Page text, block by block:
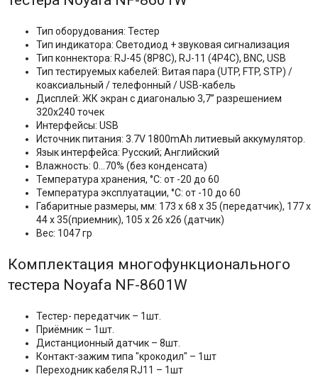
Тип оборудования: Тестер
Тип индикатора: Светодиод + звуковая сигнализация
Тип коннектора: RJ-45 (8P8C), RJ-11 (4P4C), BNC, USB
Тип тестируемых кабелей: Витая пара (UTP, FTP, STP) /
коаксиальный / телефонный / USB-кабель
Дисплей: ЖК экран с диагональю 3,7’’ разрешением
320х240 точек
Интерфейсы: USB
Источник питания: 3.7V 1800mAh литиевый аккумулятор.
Язык интерфейса: Русский; Английский
Влажность: 0...70% (без конденсата)
Температура хранения, °C: от -20 до 60
Температура эксплуатации, °C: от -10 до 60
Габаритные размеры, мм: 173 x 68 x 35 (передатчик), 177 x
44 x 35(приемник), 105 х 26 х26 (датчик)
Вес: 1047 гр
Комплектация многофункционального
тестера Noyafa NF-8601W
Тестер- передатчик – 1шт.
Приёмник – 1шт.
Дистанционный датчик – 8шт.
Контакт-зажим типа "крокодил" – 1шт
Переходник кабеля RJ11 – 1шт